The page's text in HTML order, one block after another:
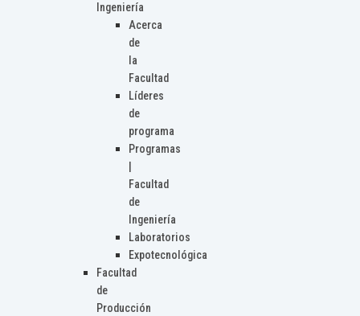
Ingeniería
Acerca
de
la
Facultad
Líderes
de
programa
Programas
Facultad
de
Ingeniería
Laboratorios
Expotecnológica
Facultad
de
Producción